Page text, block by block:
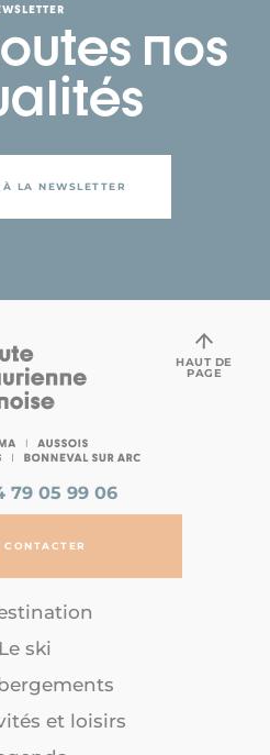
nos
LA NEWSLETTER
79 05 99 06
CONTACTER
Le ski
et loisirs
HAUT DE
PAGE